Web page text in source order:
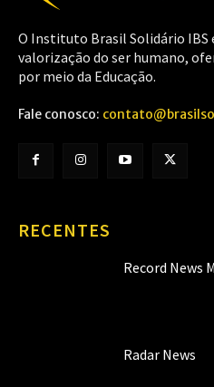
O Instituto Brasil Solidário IBS
valorização do ser humano,
por meio da Educação.
Fale conosco:
RECENTES
Record News
Radar News